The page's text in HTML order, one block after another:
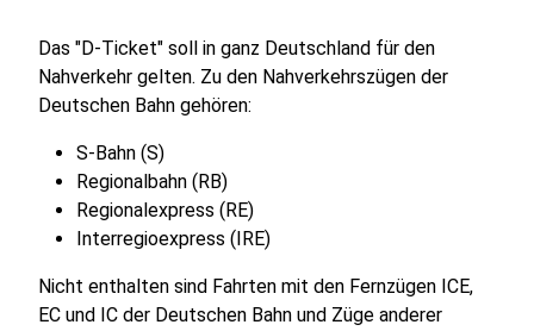
Das "D-Ticket" soll in ganz Deutschland für den
Nahverkehr gelten. Zu den Nahverkehrszügen der
Deutschen Bahn gehören:
S-Bahn (S)
Regionalbahn (RB)
Regionalexpress (RE)
Interregioexpress (IRE)
Nicht enthalten sind Fahrten mit den Fernzügen ICE,
EC und IC der Deutschen Bahn und Züge anderer